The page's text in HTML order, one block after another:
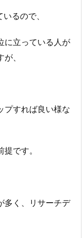
るので、
に立っている人が
、
プすれば良い様な
です。
多く、リサーチデ